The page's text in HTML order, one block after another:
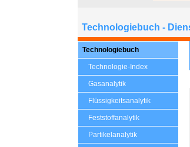
Technologiebuch -
Technologiebuch
Technologie-Index
Gasanalytik
Flüssigkeitsanalytik
Feststoffanalytik
Partikelanalytik